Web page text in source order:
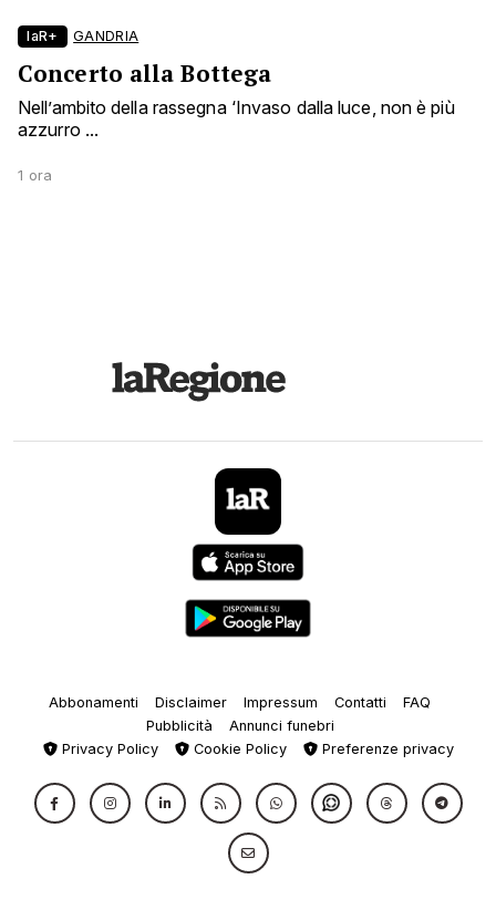
laR+ GANDRIA
Concerto alla Bottega
Nell’ambito della rassegna ‘Invaso dalla luce, non è più
azzurro ...
1 ora
Abbonamenti Disclaimer Impressum Contatti
FAQ
Pubblicità
Annunci funebri
Privacy Policy
Cookie Policy Preferenze privacy